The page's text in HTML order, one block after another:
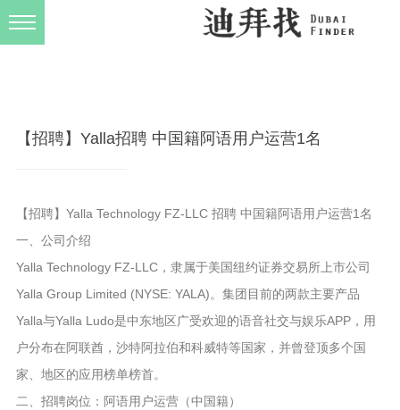
【招聘】Yalla招聘 中国籍阿语用户运营1名
【招聘】Yalla Technology FZ-LLC 招聘 中国籍阿语用户运营1名
一、公司介绍
Yalla Technology FZ-LLC，隶属于美国纽约证券交易所上市公司
Yalla Group Limited (NYSE: YALA)。集团目前的两款主要产品
Yalla与Yalla Ludo是中东地区广受欢迎的语音社交与娱乐APP，用
户分布在阿联酋，沙特阿拉伯和科威特等国家，并曾登顶多个国
家、地区的应用榜单榜首。
二、招聘岗位：阿语用户运营（中国籍）